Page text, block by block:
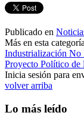
Publicado en
Más en esta
Industrialización No
Proyecto Político de
Inicia sesión para
volver arriba
Lo más leído